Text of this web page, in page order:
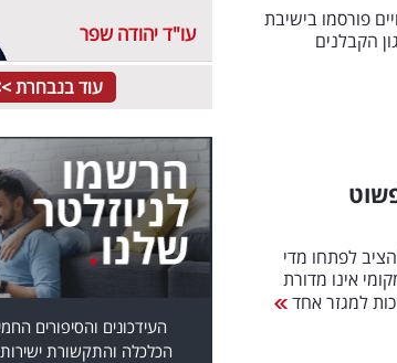
פורסמו בישיבת
הקבלנים
לפתחו מדי
אינו מדורת
למגזר אחד
עו"ד יהודה שפר
עוד בנבחרת
העידכונים והסיפורים
הכלכלה והתקשורת